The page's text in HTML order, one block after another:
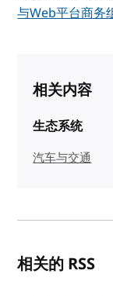
与Web平台商务
相关内容
生态系统
汽车与交通
相关的 RSS